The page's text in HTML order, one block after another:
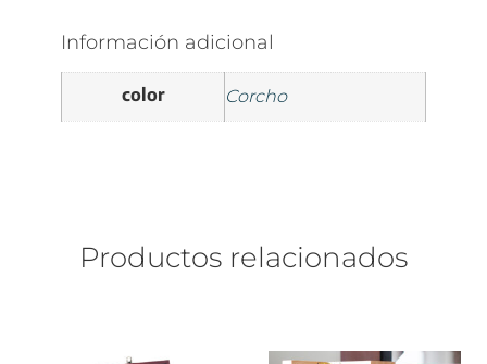
Información adicional
color Corcho
Productos relacionados